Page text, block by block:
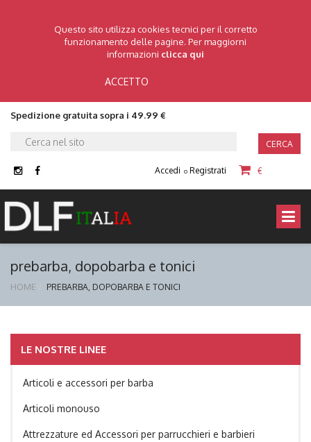
Questo sito utilizza cookies tecnici per il corretto
funzionamento delle pagine. Per maggiorni
informazioni clicca qui
ACCETTO
Spedizione gratuita sopra i 49.99 €
CERCA
Accedi o Registrati €
prebarba, dopobarba e tonici
HOME PREBARBA, DOPOBARBA E TONICI
LE NOSTRE LINEE
Articoli e accessori per barba
Articoli monouso
Attrezzature ed Accessori per parrucchieri e barbieri